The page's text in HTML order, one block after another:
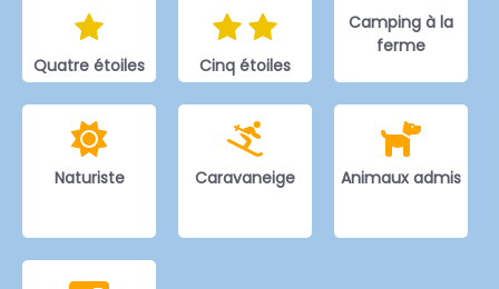
Quatre étoiles Cinq étoiles
Camping à la
ferme
Naturiste Caravaneige Animaux admis